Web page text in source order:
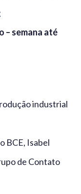
– semana até
industrial
BCE, Isabel
de Contato